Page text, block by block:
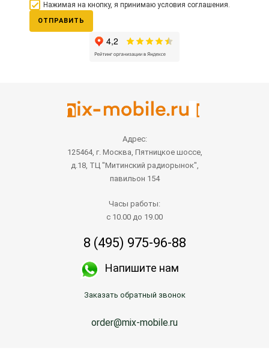
Нажимая на кнопку, я принимаю условия соглашения.
ОТПРАВИТЬ
Адрес:
125464, г. Москва, Пятницкое шоссе,
д.18, ТЦ "Митинский радиорынок",
павильон 154
Часы работы:
с 10.00 до 19.00
8 (495) 975-96-88
Напишите нам
Заказать обратный звонок
order@mix-mobile.ru